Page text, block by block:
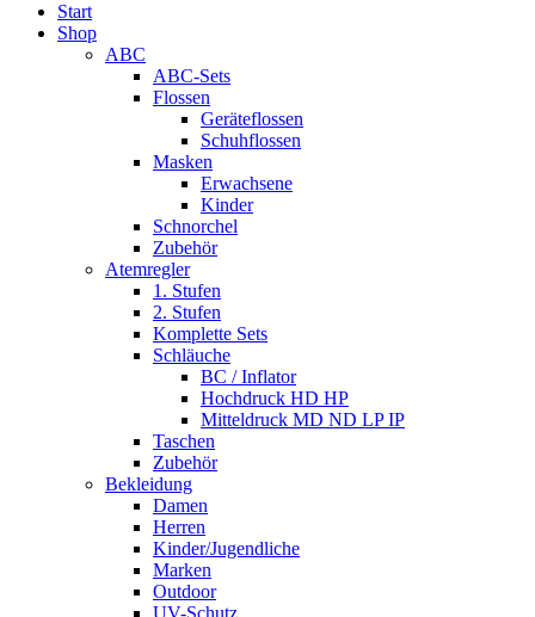
Start
Shop
ABC
ABC-Sets
Flossen
Geräteflossen
Schuhflossen
Masken
Erwachsene
Kinder
Schnorchel
Zubehör
Atemregler
1. Stufen
2. Stufen
Komplette Sets
Schläuche
BC / Inflator
Hochdruck HD HP
Mitteldruck MD ND LP IP
Taschen
Zubehör
Bekleidung
Damen
Herren
Kinder/Jugendliche
Marken
Outdoor
UV-Schutz